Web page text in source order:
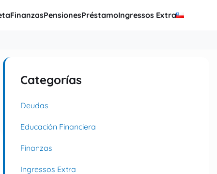
FinanzasPensionesPréstamoIngressos Extra
Categorías
Deudas
Educación Financiera
Finanzas
Ingressos Extra